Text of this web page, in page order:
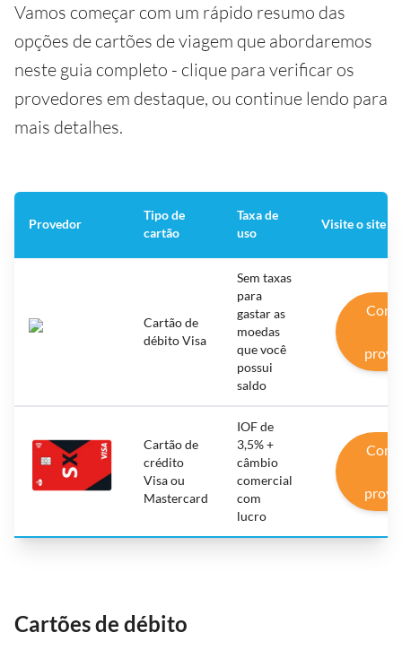
Vamos começar com um rápido resumo das
opções de cartões de viagem que abordaremos
neste guia completo - clique para verificar os
provedores em destaque, ou continue lendo para
mais detalhes.
Provedor
Tipo de
cartão
Taxa de
uso
Visite o site
Cartão de
débito Visa
Sem taxas
para
gastar as
moedas
que você
possui
saldo
Cartão de
crédito
Visa ou
Mastercard
IOF de
3,5% +
câmbio
comercial
com
lucro
Cartões de débito